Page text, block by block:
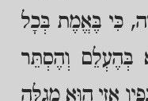
כִּי בֶּאֱמֶת בְּכָל
בְּהֶעְלֵם וְהֶסְתֵּר
אֲזַי הוּא מְגַלֶּה